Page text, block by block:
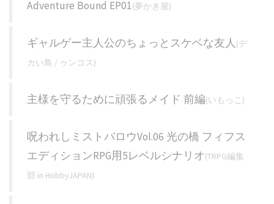
Adventure Bound EP01(夢かき屋)
ギャルゲー主人公のちょっとスケベな友人 (デ
カい鳥 / ゥンコス)
主様を守るために頑張るメイド 前編(いもっこ)
呪われしミストバロウVol.06 光の橋 フィフス
エディションRPG用5レベルシナリオ(TRPG編集
部 in HobbyJAPAN)